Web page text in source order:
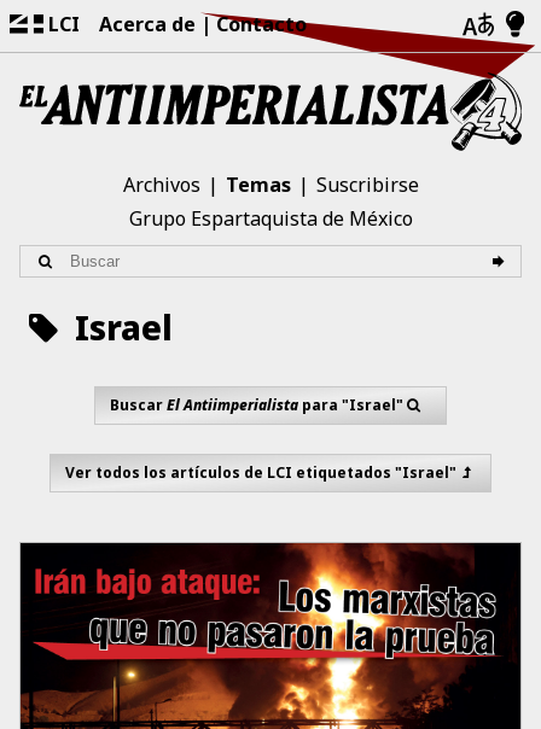
LCI Acerca de Contacto
Archivos Temas
Suscribirse
Grupo Espartaquista de México
Israel
BuscarEl Antiimperialista para "Israel"
Ver todos los artículos de LCI etiquetados "Israel"